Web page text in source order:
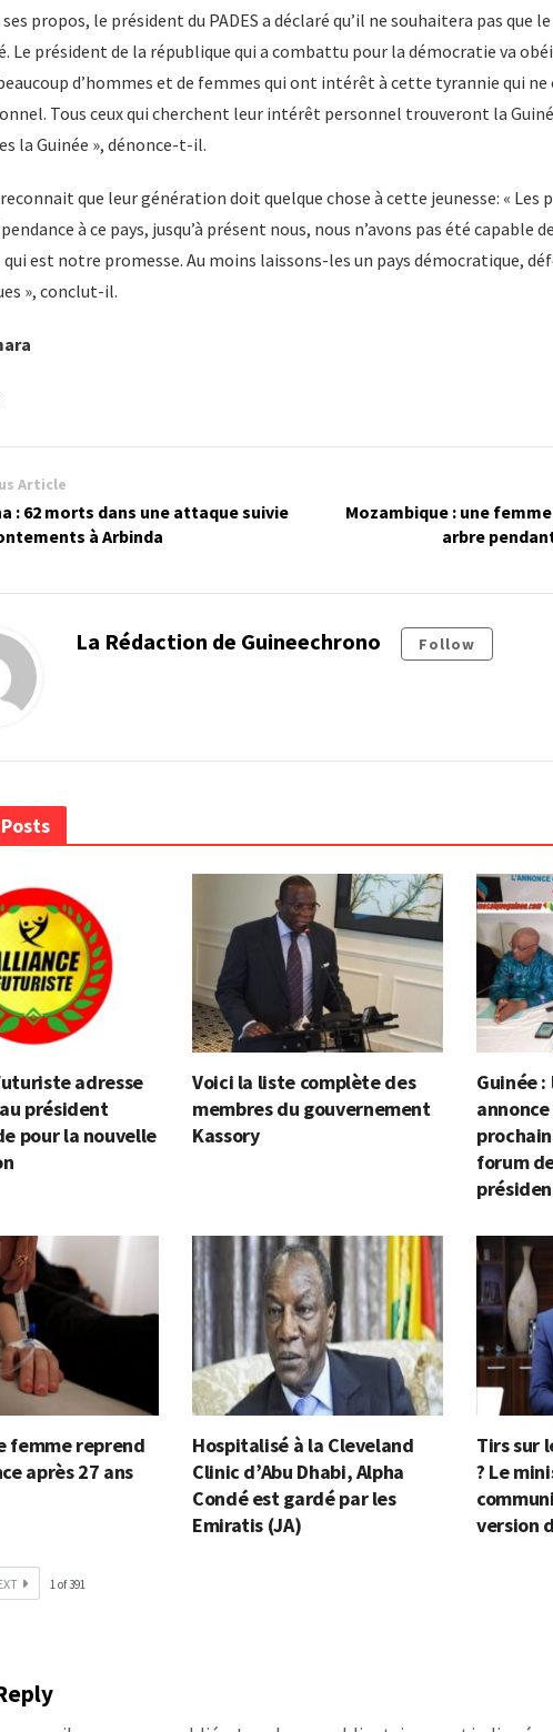
propos, le président du PADES a déclaré qu’il ne souhaitera pas que
Le président de la république qui a combattu pour la démocratie va
d’hommes et de femmes qui ont intérêt à cette tyrannie qui ne
Tous ceux qui cherchent leur intérêt personnel trouveront la
la Guinée », dénonce-t-il.
que leur génération doit quelque chose à cette jeunesse: «
à ce pays, jusqu’à présent nous, nous n’avons pas été capable
est notre promesse. Au moins laissons-les un pays démocratique,
», conclut-il.
Article
: 62 morts dans une attaque suivie
à Arbinda
Mozambique : une
arbre
La Rédaction de Guineechrono Follow
adresse
président
pour la nouvelle
Voici la liste complète des
membres du gouvernement
Kassory
Guinée
forum
femme reprend
après 27 ans
Hospitalisé à la Cleveland
Clinic d’Abu Dhabi, Alpha
Condé est gardé par les
Emiratis (JA)
Tirs sur
? Le
version
1 of391